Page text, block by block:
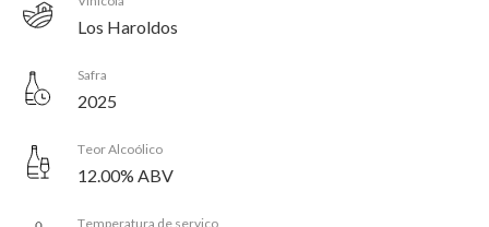
Los Haroldos
Safra
2025
Teor Alcoólico
12.00% ABV
Temperatura de serviço